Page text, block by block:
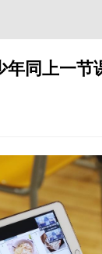
年同上一节